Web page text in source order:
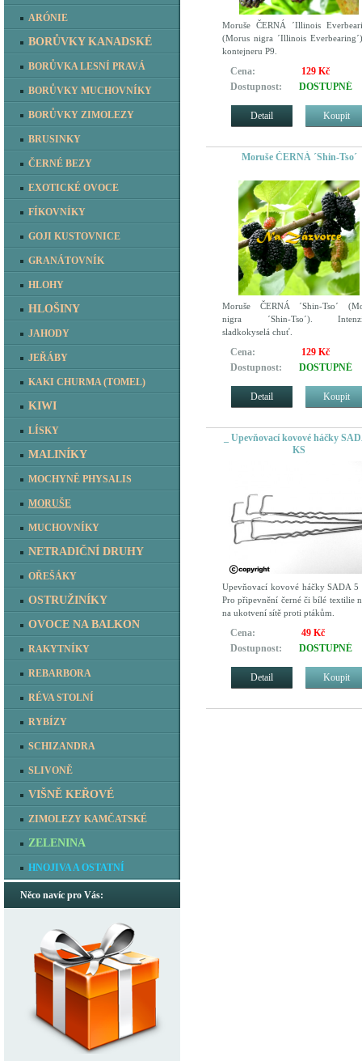
ARÓNIE
BORŮVKY KANADSKÉ
BORŮVKA LESNÍ PRAVÁ
BORŮVKY MUCHOVNÍKY
BORŮVKY ZIMOLEZY
BRUSINKY
ČERNÉ BEZY
EXOTICKÉ OVOCE
FÍKOVNÍKY
GOJI KUSTOVNICE
GRANÁTOVNÍK
HLOHY
HLOŠINY
JAHODY
JEŘÁBY
KAKI CHURMA (TOMEL)
KIWI
LÍSKY
MALINÍKY
MOCHYNĚ PHYSALIS
MORUŠE
MUCHOVNÍKY
NETRADIČNÍ DRUHY
OŘEŠÁKY
OSTRUŽINÍKY
OVOCE NA BALKON
RAKYTNÍKY
REBARBORA
RÉVA STOLNÍ
RYBÍZY
SCHIZANDRA
SLIVONĚ
VIŠNĚ KEŘOVÉ
ZIMOLEZY KAMČATSKÉ
ZELENINA
HNOJIVA A OSTATNÍ
Něco navíc pro Vás:
Moruše ČERNÁ ´Illinois
(Morus nigra ´Illinois
kontejneru P9.
Cena:
129 Kč
Dostupnost:
DOSTUPNÉ
Koupit
Detail
Moruše ČERNÁ ´Shin-Tso´
Moruše ČERNÁ ´Shin-Tso´
nigra ´Shin-Tso´).
sladkokyselá chuť.
Cena:
129 Kč
Dostupnost:
DOSTUPNÉ
Koupit
Detail
_ Upevňovací kovové háčky
KS
Upevňovací kovové háčky SADA 5
Pro připevnění černé či bílé textilie
na ukotvení sítě proti ptákům.
Cena:
49 Kč
Dostupnost:
DOSTUPNÉ
Koupit
Detail